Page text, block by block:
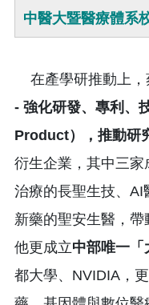
中醫大暨醫療體系
在產學研推動上，
- 強化研發、專利、
Product），推動研
衍生企業，其中三
治療的長聖生技、AI
新藥的聖安生醫，帶
他更成立中部唯一「
都大學、NVIDIA，